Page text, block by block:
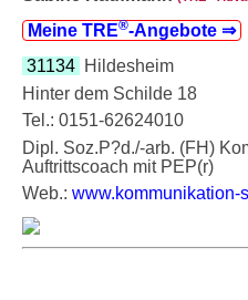
Meine TRE®‑Angebote ⇒
31134 Hildesheim
Hinter dem Schilde 18
Tel.: 0151-62624010
Dipl. Soz.P?d./-arb. (FH)
Auftrittscoach mit PEP(r)
Web.: www.kommunikation-